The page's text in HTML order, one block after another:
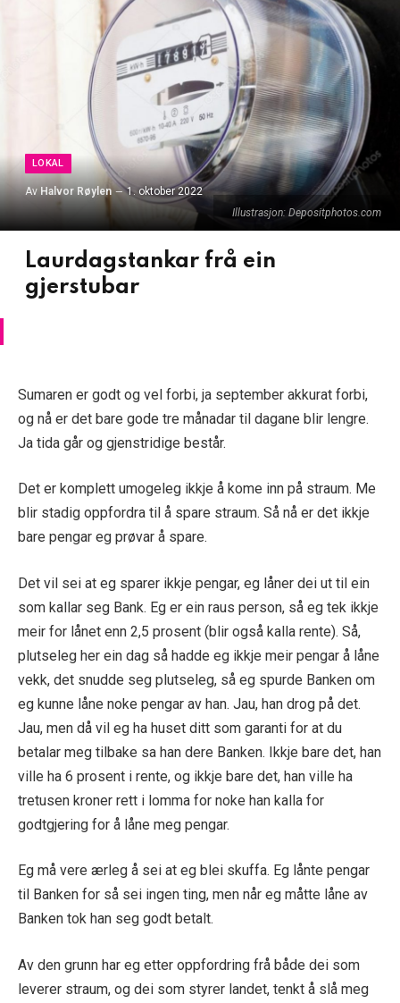
Illustrasjon: Depositphotos.com
LOKAL
Av Halvor Røylen 1. oktober 2022
Laurdagstankar frå ein
gjerstubar
Sumaren er godt og vel forbi, ja september akkurat forbi,
og nå er det bare gode tre månadar til dagane blir lengre.
Ja tida går og gjenstridige består.
Det er komplett umogeleg ikkje å kome inn på straum. Me
blir stadig oppfordra til å spare straum. Så nå er det ikkje
bare pengar eg prøvar å spare.
Det vil sei at eg sparer ikkje pengar, eg låner dei ut til ein
som kallar seg Bank. Eg er ein raus person, så eg tek ikkje
meir for lånet enn 2,5 prosent (blir også kalla rente). Så,
plutseleg her ein dag så hadde eg ikkje meir pengar å låne
vekk, det snudde seg plutseleg, så eg spurde Banken om
eg kunne låne noke pengar av han. Jau, han drog på det.
Jau, men då vil eg ha huset ditt som garanti for at du
betalar meg tilbake sa han dere Banken. Ikkje bare det, han
ville ha 6 prosent i rente, og ikkje bare det, han ville ha
tretusen kroner rett i lomma for noke han kalla for
godtgjering for å låne meg pengar.
Eg må vere ærleg å sei at eg blei skuffa. Eg lånte pengar
til Banken for så sei ingen ting, men når eg måtte låne av
Banken tok han seg godt betalt.
Av den grunn har eg etter oppfordring frå både dei som
leverer straum, og dei som styrer landet, tenkt å slå meg